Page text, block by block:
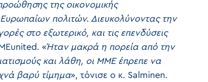
της οικονομικής
πολιτών. Διευκολύνοντας την
στο εξωτερικό, και τις επενδύσεις
«Ήταν μακρά η πορεία από την
και λάθη, οι ΜΜΕ έπρεπε να
βαρύ τίμημα», τόνισε ο κ. Salminen.